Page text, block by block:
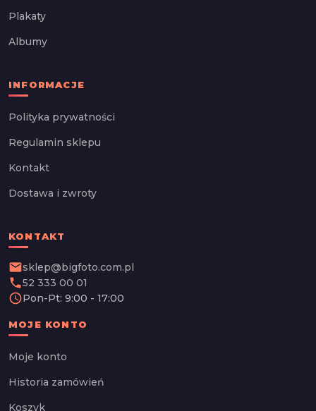
Plakaty
Albumy
INFORMACJE
Polityka prywatności
Regulamin sklepu
Kontakt
Dostawa i zwroty
KONTAKT
emailsklep@bigfoto.com.pl
phone52 333 00 01
schedulePon-Pt: 9:00 - 17:00
MOJE KONTO
Moje konto
Historia zamówień
Koszyk